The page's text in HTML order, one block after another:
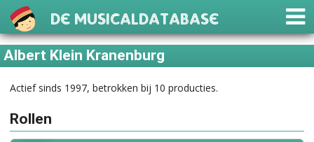
De Musicaldatabase
Albert Klein Kranenburg
Actief sinds 1997, betrokken bij 10 producties.
Rollen